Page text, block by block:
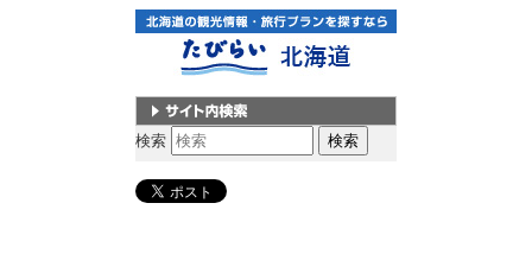
サイト内検索
検索